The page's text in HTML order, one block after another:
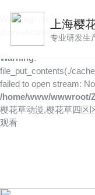
Warning
: mkdir(): No
/home/www/wwwroot/
Warning:
file_put_contents(./
failed to open stream:
/home/www/wwwroot/
樱花草动漫,樱花草四区
观看
上海樱
专业研发生